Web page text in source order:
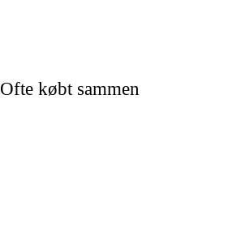
Ofte købt sammen